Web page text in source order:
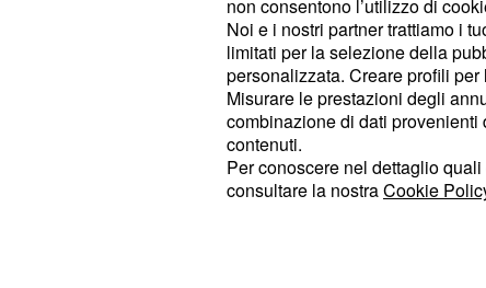
Nel frattempo, ignara di tutto, la
con le sue provocazioni in
bambino, portandoMarina
metterà subito in contatto con
dubbi e Ferri resterà sconvolto da
Anticipazioni
non consentono l’utilizzo di
Noi e i nostri partner trattiamo i
limitati per la selezione della
personalizzata. Creare profili
Misurare le prestazioni degli
combinazione di dati
contenuti.
Per conoscere nel dettaglio
consultare la nostraCookie